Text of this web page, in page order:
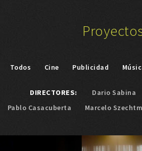
Todos Cine Publicidad
DIRECTORES: Dario Sabina
Pablo Casacuberta
Marcelo